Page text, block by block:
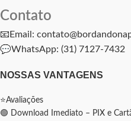
Contato
📧Email:
💬WhatsApp: (31) 7127-7432
NOSSAS VANTAGENS
⭐Avaliações
🟢 Download Imediato – PIX e